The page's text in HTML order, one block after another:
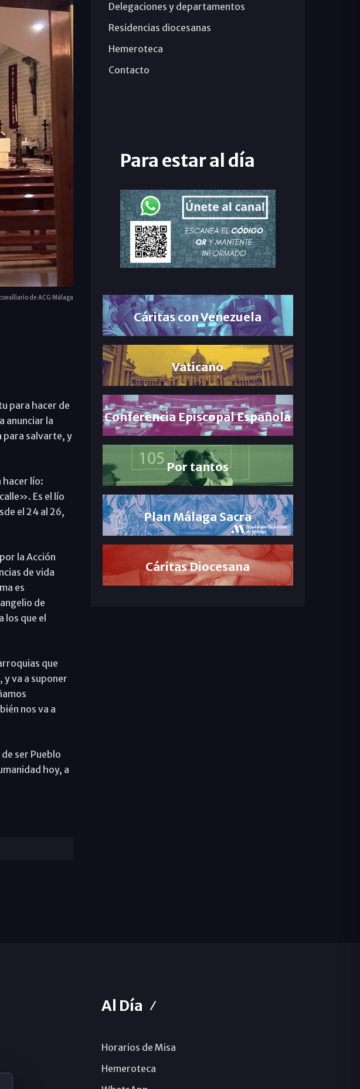
de ACG Málaga
para hacer de
anunciar la
para salvarte, y
hacer lío:
Es el lío
el 24 al 26,
la Acción
de vida
es
de
los que el
que
va a suponer
nos va a
ser Pueblo
hoy, a
Delegaciones y departamentos
Residencias diocesanas
Hemeroteca
Contacto
Para estar al día
Cáritas con Venezuela
Vaticano
Conferencia Episcopal Española
Por tantos
Plan Málaga Sacra
Cáritas Diocesana
Al Día
Horarios de Misa
Hemeroteca